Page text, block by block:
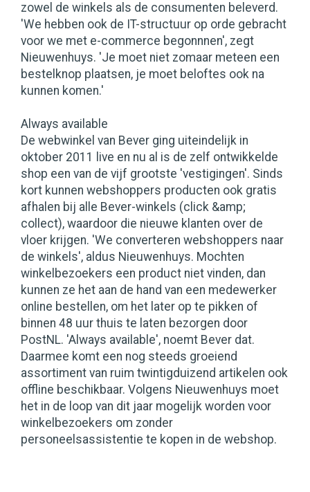
zowel de winkels als de consumenten beleverd.
'We hebben ook de IT-structuur op orde gebracht
voor we met e-commerce begonnnen', zegt
Nieuwenhuys. 'Je moet niet zomaar meteen een
bestelknop plaatsen, je moet beloftes ook na
kunnen komen.'
Always available
De webwinkel van Bever ging uiteindelijk in
oktober 2011 live en nu al is de zelf ontwikkelde
shop een van de vijf grootste 'vestigingen'. Sinds
kort kunnen webshoppers producten ook gratis
afhalen bij alle Bever-winkels (click &amp;
collect), waardoor die nieuwe klanten over de
vloer krijgen. 'We converteren webshoppers naar
de winkels', aldus Nieuwenhuys. Mochten
winkelbezoekers een product niet vinden, dan
kunnen ze het aan de hand van een medewerker
online bestellen, om het later op te pikken of
binnen 48 uur thuis te laten bezorgen door
PostNL. 'Always available', noemt Bever dat.
Daarmee komt een nog steeds groeiend
assortiment van ruim twintigduizend artikelen ook
offline beschikbaar. Volgens Nieuwenhuys moet
het in de loop van dit jaar mogelijk worden voor
winkelbezoekers om zonder
personeelsassistentie te kopen in de webshop.